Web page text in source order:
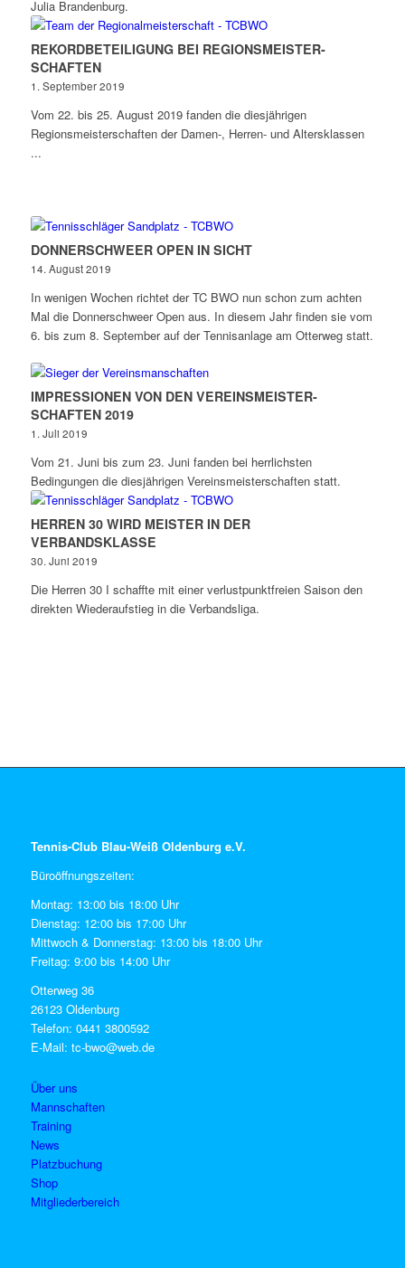
Julia Brandenburg.
REKORD­BETEILIGUNG BEI REGIONS­MEISTER­
SCHAFTEN
1. September 2019
Vom 22. bis 25. August 2019 fanden die diesjährigen
Regionsmeisterschaften der Damen-, Herren- und Altersklassen
...
DONNER­SCHWEER OPEN IN SICHT
14. August 2019
In wenigen Wochen richtet der TC BWO nun schon zum achten
Mal die Donnerschweer Open aus. In diesem Jahr finden sie vom
6. bis zum 8. September auf der Tennisanlage am Otterweg statt.
IMPRESSIONEN VON DEN VEREINS­MEISTER­
SCHAFTEN 2019
1. Juli 2019
Vom 21. Juni bis zum 23. Juni fanden bei herrlichsten
Bedingungen die diesjährigen Vereinsmeisterschaften statt.
HERREN 30 WIRD MEISTER IN DER
VERBANDSKLASSE
30. Juni 2019
Die Herren 30 I schaffte mit einer verlustpunktfreien Saison den
direkten Wiederaufstieg in die Verbandsliga.
Tennis-Club Blau-Weiß Oldenburg e.V.
Büroöffnungszeiten:
Montag: 13:00 bis 18:00 Uhr
Dienstag: 12:00 bis 17:00 Uhr
Mittwoch & Donnerstag: 13:00 bis 18:00 Uhr
Freitag: 9:00 bis 14:00 Uhr
Otterweg 36
26123 Oldenburg
Telefon: 0441 3800592
E-Mail: tc-bwo@web.de
Über uns
Mannschaften
Training
News
Platzbuchung
Shop
Mitgliederbereich